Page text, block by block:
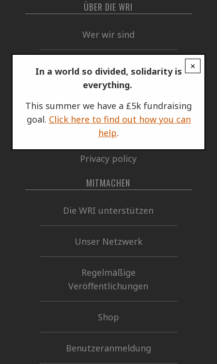
×
In a world so divided, solidarity is
everything.
This summer we have a £5k fundraising
goal. Click here to find out how you can
help.
ÜBER DIE WRI
Wer wir sind
Jahresbericht
Satzung und Regeln
Privacy policy
MITMACHEN
Die WRI unterstützen
Unser Netzwerk
Regelmäßige
Veröffentlichungen
Shop
Benutzeranmeldung